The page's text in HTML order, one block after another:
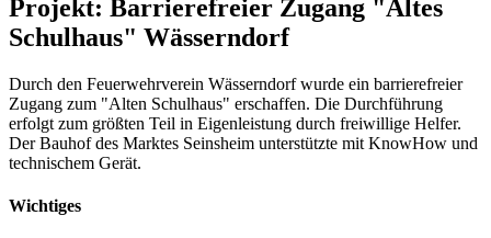
Projekt: Barrierefreier Zugang "Altes
Schulhaus" Wässerndorf
Durch den Feuerwehrverein Wässerndorf wurde ein barrierefreier
Zugang zum "Alten Schulhaus" erschaffen. Die Durchführung
erfolgt zum größten Teil in Eigenleistung durch freiwillige Helfer.
Der Bauhof des Marktes Seinsheim unterstützte mit KnowHow und
technischem Gerät.
Wichtiges